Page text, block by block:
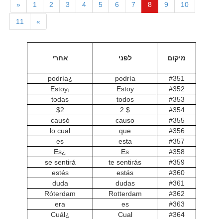
« 1 2 3 4 5 6 7 8 9 10
11 »
מיקום לפני אחרי
#351
podría
¿podría
#352
Estoy
¡Estoy
#353
todos
todas
#354
$ 2
$2
#355
causo
causó
#356
que
lo cual
#357
esta
es
#358
Es
¿Es
#359
te sentirás
se sentirá
#360
estás
estés
#361
dudas
duda
#362
Rotterdam
Róterdam
#363
es
era
#364
Cual
¿Cuál